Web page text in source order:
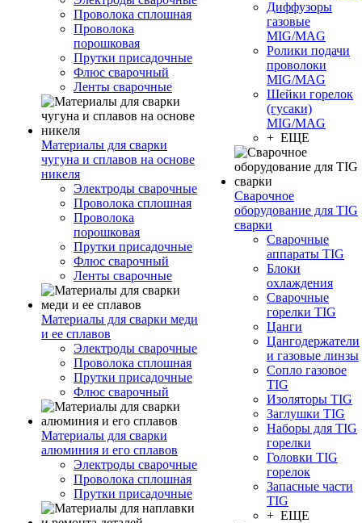
Проволока сплошная
Проволока
порошковая
Прутки присадочные
Флюс сварочный
Ленты сварочные
Материалы для сварки
чугуна и сплавов на основе
никеля
Электроды сварочные
Проволока сплошная
Проволока
порошковая
Прутки присадочные
Флюс сварочный
Ленты сварочные
Материалы для сварки меди
и ее сплавов
Электроды сварочные
Проволока сплошная
Прутки присадочные
Флюс сварочный
Материалы для сварки
алюминия и его сплавов
Электроды сварочные
Проволока сплошная
Прутки присадочные
Диффузоры
газовые
MIG/MAG
Ролики подачи
проволоки
MIG/MAG
Шейки горелок
(гусаки)
MIG/MAG
+ ЕЩЕ
Сварочное
оборудование для TIG
сварки
Сварочные
аппараты TIG
Блоки
охлаждения
Сварочные
горелки TIG
Цанги
Цангодержатели
и газовые линзы
Сопло газовое
TIG
Изоляторы TIG
Заглушки TIG
Наборы для TIG
горелки
Головки TIG
горелок
Запасные части
TIG
+ ЕЩЕ